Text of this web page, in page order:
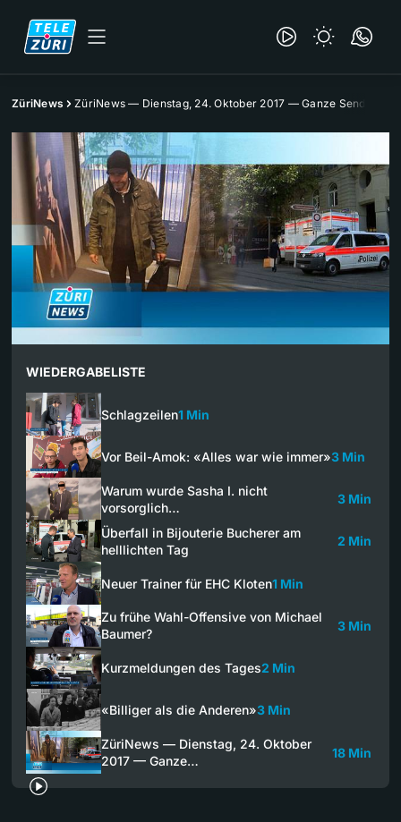
ZüriNews ZüriNews — Dienstag, 24. Oktober 2017 — Ganze Sendung
WIEDERGABELISTE
Schlagzeilen1 Min
Vor Beil-Amok: «Alles war wie immer»3 Min
Warum wurde Sasha I. nicht
vorsorglich…
3 Min
Überfall in Bijouterie Bucherer am
helllichten Tag
2 Min
Neuer Trainer für EHC Kloten1 Min
Zu frühe Wahl-Offensive von Michael
Baumer?
3 Min
Kurzmeldungen des Tages2 Min
«Billiger als die Anderen»3 Min
ZüriNews — Dienstag, 24. Oktober
2017 — Ganze…
18 Min